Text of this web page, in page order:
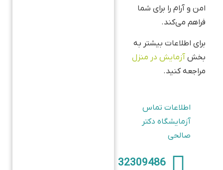
امن و آرام را برای شما
فراهم می‌کند.
برای اطلاعات بیشتر به
بخش آزمایش در منزل
مراجعه کنید.
اطلاعات تماس
آزمایشگاه دکتر
صالحی
32309486